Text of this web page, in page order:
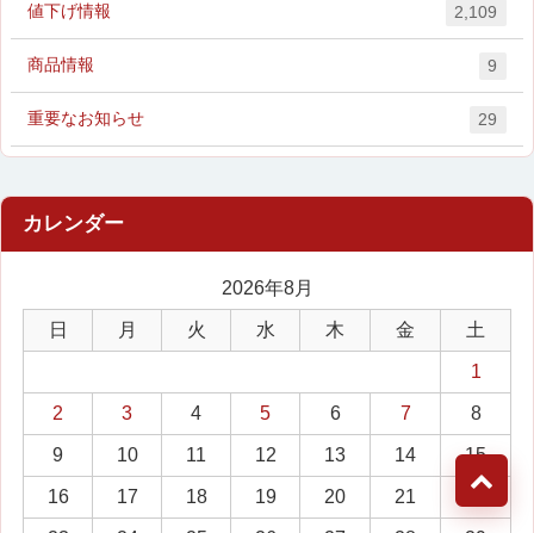
値下げ情報 2,109
商品情報 9
重要なお知らせ 29
2026年8月
日 月 火 水 木 金 土
1
2 3 4 5 6 7 8
9 10 11 12 13 14 15
16 17 18 19 20 21